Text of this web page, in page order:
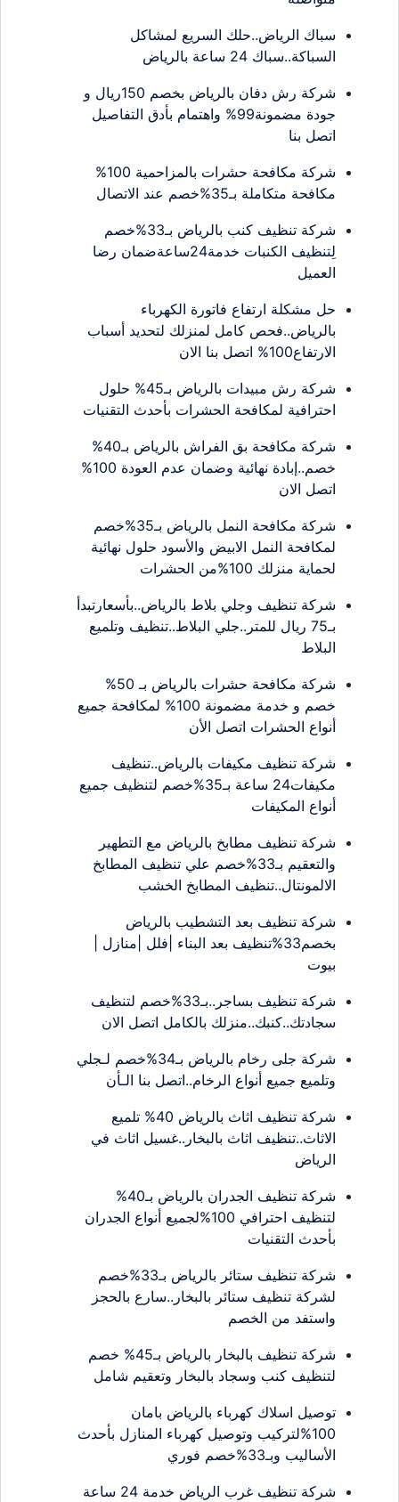
سباك الرياض..حلك السريع لمشاكل
السباكة..سباك 24 ساعة بالرياض
شركة رش دفان بالرياض بخصم 150ريال و
جودة مضمونة99% واهتمام بأدق التفاصيل
اتصل بنا
شركة مكافحة حشرات بالمزاحمية 100%
مكافحة متكاملة بـ35%خصم عند الاتصال
شركة تنظيف كنب بالرياض بـ33%خصم
لِتنظيف الكنبات خدمة24ساعةضمان رضا
العميل
حل مشكلة ارتفاع فاتورة الكهرباء
بالرياض..فحص كامل لمنزلك لتحديد أسباب
الارتفاع100% اتصل بنا الان
شركة رش مبيدات بالرياض بـ45% حلول
احترافية لمكافحة الحشرات بأحدث التقنيات
شركة مكافحة بق الفراش بالرياض بـ40%
خصم..إبادة نهائية وضمان عدم العودة 100%
اتصل الان
شركة مكافحة النمل بالرياض بـ35%خصم
لمكافحة النمل الابيض والأسود حلول نهائية
لحماية منزلك 100%من الحشرات
شركة تنظيف وجلي بلاط بالرياض..بأسعارتبدأ
بـ75 ريال للمتر..جلي البلاط..تنظيف وتلميع
البلاط
شركة مكافحة حشرات بالرياض بـ 50%
خصم و خدمة مضمونة 100% لمكافحة جميع
أنواع الحشرات اتصل الأن
شركة تنظيف مكيفات بالرياض..تنظيف
مكيفات24 ساعة بـ35%خصم لتنظيف جميع
أنواع المكيفات
شركة تنظيف مطابخ بالرياض مع التطهير
والتعقيم بـ33%خصم علي تنظيف المطابخ
الالمونتال..تنظيف المطابخ الخشب
شركة تنظيف بعد التشطيب بالرياض
بخصم33%تنظيف بعد البناء |فلل |منازل |
بيوت
شركة تنظيف بساجر..بـ33%خصم لتنظيف
سجادتك..كنبك..منزلك بالكامل اتصل الان
شركة جلى رخام بالرياض بـ34%خصم لـجلي
وتلميع جميع أنواع الرخام..اتصل بنا الـأن
شركة تنظيف اثاث بالرياض 40% تلميع
الاثاث..تنظيف اثاث بالبخار..غسيل اثاث في
الرياض
شركة تنظيف الجدران بالرياض بـ40%
لتنظيف احترافي 100%لجميع أنواع الجدران
بأحدث التقنيات
شركة تنظيف ستائر بالرياض بـ33%خصم
لشركة تنظيف ستائر بالبخار..سارع بالحجز
واستفد من الخصم
شركة تنظيف بالبخار بالرياض بـ45% خصم
لتنظيف كنب وسجاد بالبخار وتعقيم شامل
توصيل اسلاك كهرباء بالرياض بامان
100%لتركيب وتوصيل كهرباء المنازل بأحدث
الأساليب وبـ33%خصم فوري
شركة تنظيف غرب الرياض خدمة 24 ساعة